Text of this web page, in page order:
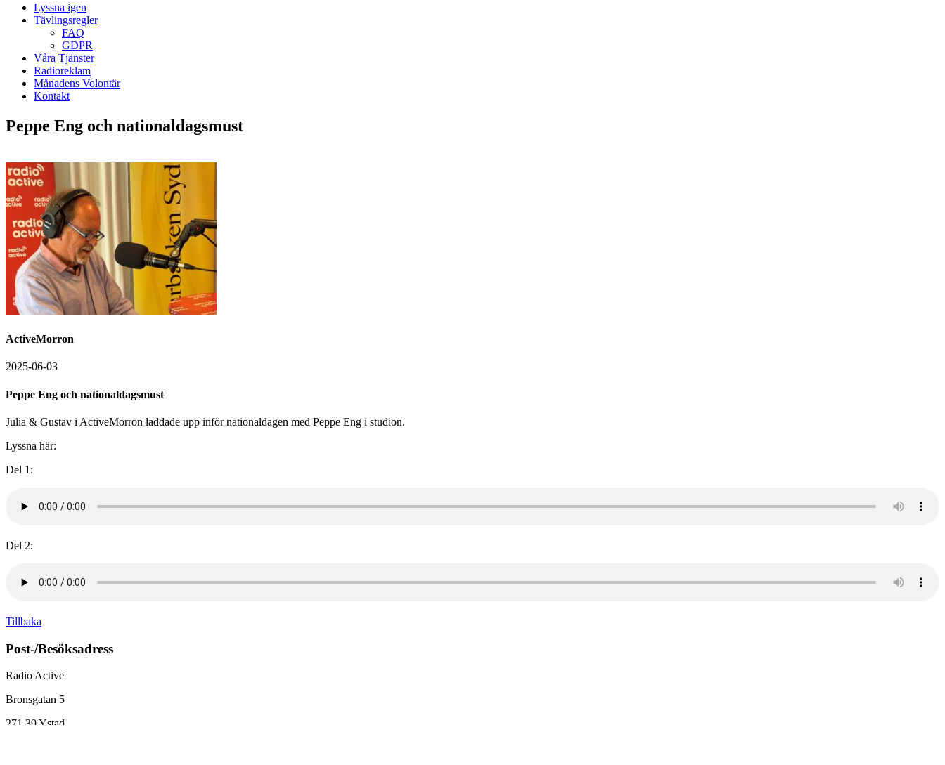
Lyssna igen
Tävlingsregler
FAQ
GDPR
Våra Tjänster
Radioreklam
Månadens Volontär
Kontakt
Peppe Eng och nationaldagsmust
ActiveMorron
2025-06-03
Peppe Eng och nationaldagsmust
Julia & Gustav i ActiveMorron laddade upp inför nationaldagen med Peppe Eng i studion.
Lyssna här:
Del 1:
Del 2:
Tillbaka
Post-/Besöksadress
Radio Active
Bronsgatan 5
271 39Ystad